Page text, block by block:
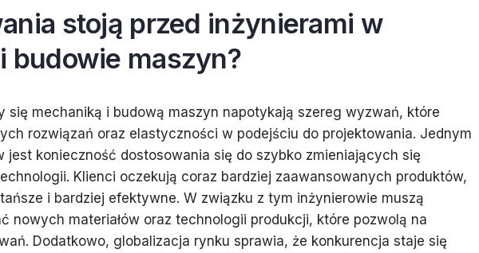
stoją przed inżynierami w
budowie maszyn?
się mechaniką i budową maszyn napotykają szereg wyzwań, które
rozwiązań oraz elastyczności w podejściu do projektowania. Jednym
jest konieczność dostosowania się do szybko zmieniających się
Klienci oczekują coraz bardziej zaawansowanych produktów,
i bardziej efektywne. W związku z tym inżynierowie muszą
nowych materiałów oraz technologii produkcji, które pozwolą na
Dodatkowo, globalizacja rynku sprawia, że konkurencja staje się